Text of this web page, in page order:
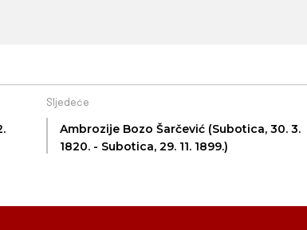
Sljedeće
Ambrozije Bozo Šarčević (Subotica, 30. 3.
1820. - Subotica, 29. 11. 1899.)